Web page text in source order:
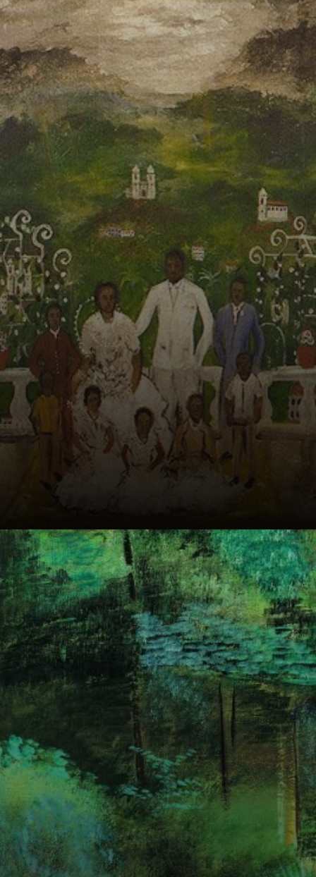
Guignard était un
peintre compulsif,
créant sans
cesse, comme
Portinari, et
mettant en
lumière son
défaut congénital
: son bec-de-
lièvre.
Ses paysages
semblent flotter,
comme si l'art
saisissait
l'instant précis où
les choses
émergent, avant